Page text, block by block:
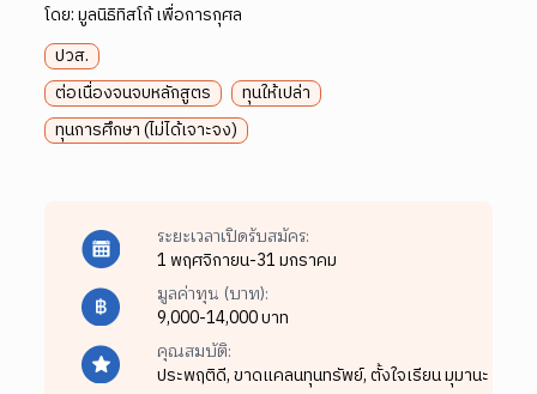
โดย:มูลนิธิทิสโก้ เพื่อการกุศล
ปวส.
ต่อเนื่องจนจบหลักสูตร
ทุนให้เปล่า
ทุนการศึกษา (ไม่ได้เจาะจง)
ระยะเวลาเปิดรับสมัคร:
1 พฤศจิกายน-31 มกราคม
มูลค่าทุน (บาท):
9,000-14,000 บาท
คุณสมบัติ:
ประพฤติดี,ขาดแคลนทุนทรัพย์,ตั้งใจเรียน มุมานะ